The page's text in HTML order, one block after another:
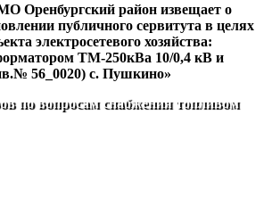
Оренбургский район извещает о
публичного сервитута в целях
электросетевого хозяйства:
ТМ-250кВа 10/0,4 кВ и
56_0020) с. Пушкино»
по вопросам снабжения топливом